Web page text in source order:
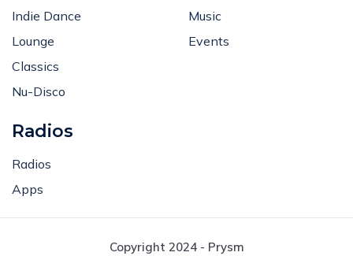
Indie Dance
Lounge
Classics
Nu-Disco
Music
Events
Radios
Radios
Apps
Copyright 2024 - Prysm